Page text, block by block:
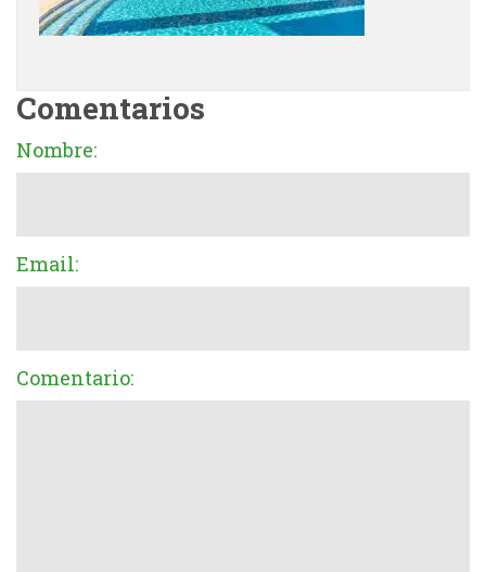
Comentarios
Nombre:
Email:
Comentario: